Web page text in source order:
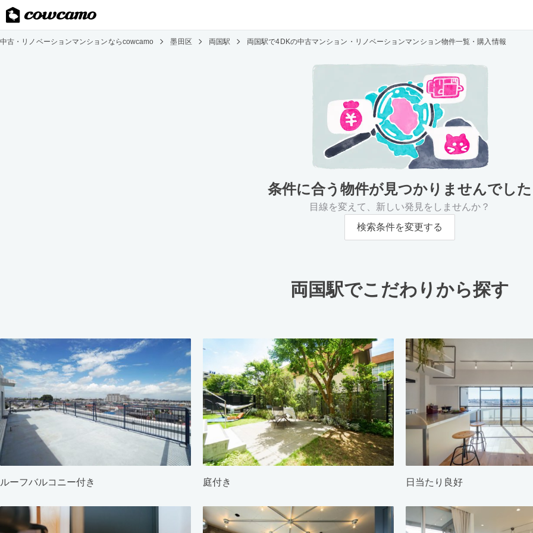
中古・リノベーションマンションならcowcamo 墨田区 両国駅 両国駅で4DKの中古マンション・リノベーションマンション物件一覧・購入情報
条件に合う物件が見つかりませんでした
目線を変えて、新しい発見をしませんか？
検索条件を変更する
両国駅でこだわりから探す
ルーフバルコニー付き 庭付き 日当たり良好